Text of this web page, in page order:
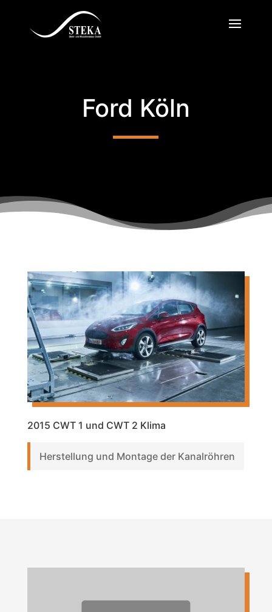
Ford Köln
2015 CWT 1 und CWT 2 Klima
Herstellung und Montage der Kanalröhren